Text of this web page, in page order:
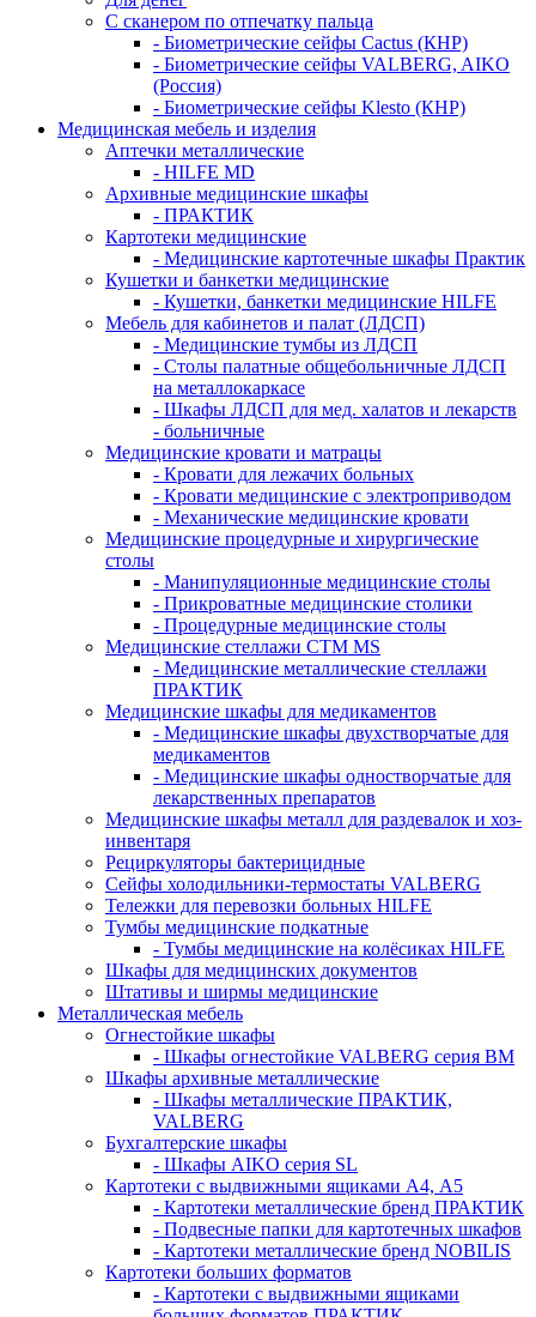
С сканером по отпечатку пальца
- Биометрические сейфы Cactus (КНР)
- Биометрические сейфы VALBERG, AIKO
(Россия)
- Биометрические сейфы Klesto (КНР)
Медицинская мебель и изделия
Аптечки металлические
- HILFE MD
Архивные медицинские шкафы
- ПРАКТИК
Картотеки медицинские
- Медицинские картотечные шкафы Практик
Кушетки и банкетки медицинские
- Кушетки, банкетки медицинские HILFE
Мебель для кабинетов и палат (ЛДСП)
- Медицинские тумбы из ЛДСП
- Столы палатные общебольничные ЛДСП
на металлокаркасе
- Шкафы ЛДСП для мед. халатов и лекарств
- больничные
Медицинские кровати и матрацы
- Кровати для лежачих больных
- Кровати медицинские с электроприводом
- Механические медицинские кровати
Медицинские процедурные и хирургические
столы
- Манипуляционные медицинские столы
- Прикроватные медицинские столики
- Процедурные медицинские столы
Медицинские стеллажи CTM MS
- Медицинские металлические стеллажи
ПРАКТИК
Медицинские шкафы для медикаментов
- Медицинские шкафы двухстворчатые для
медикаментов
- Медицинские шкафы одностворчатые для
лекарственных препаратов
Медицинские шкафы металл для раздевалок и хоз-
инвентаря
Рециркуляторы бактерицидные
Сейфы холодильники-термостаты VALBERG
Тележки для перевозки больных HILFE
Тумбы медицинские подкатные
- Тумбы медицинские на колёсиках HILFE
Шкафы для медицинских документов
Штативы и ширмы медицинские
Металлическая мебель
Огнестойкие шкафы
- Шкафы огнестойкие VALBERG серия BM
Шкафы архивные металлические
- Шкафы металлические ПРАКТИК,
VALBERG
Бухгалтерские шкафы
- Шкафы AIKO серия SL
Картотеки с выдвижными ящиками А4, А5
- Картотеки металлические бренд ПРАКТИК
- Подвесные папки для картотечных шкафов
- Картотеки металлические бренд NOBILIS
Картотеки больших форматов
- Картотеки с выдвижными ящиками